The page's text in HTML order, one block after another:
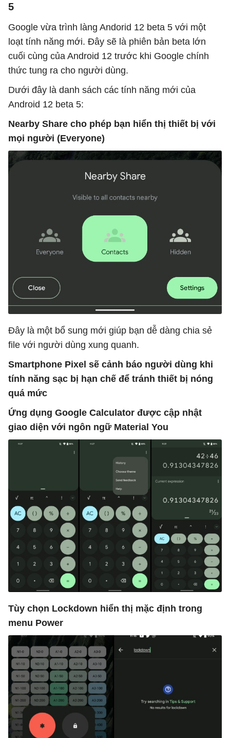
5
Google vừa trình làng Andorid 12 beta 5 với một
loạt tính năng mới. Đây sẽ là phiên bản beta lớn
cuối cùng của Android 12 trước khi Google chính
thức tung ra cho người dùng.
Dưới đây là danh sách các tính năng mới của
Android 12 beta 5:
Nearby Share cho phép bạn hiển thị thiết bị với
mọi người (Everyone)
Đây là một bổ sung mới giúp bạn dễ dàng chia sẻ
file với người dùng xung quanh.
Smartphone Pixel sẽ cảnh báo người dùng khi
tính năng sạc bị hạn chế để tránh thiết bị nóng
quá mức
Ứng dụng Google Calculator được cập nhật
giao diện với ngôn ngữ Material You
Tùy chọn Lockdown hiển thị mặc định trong
menu Power